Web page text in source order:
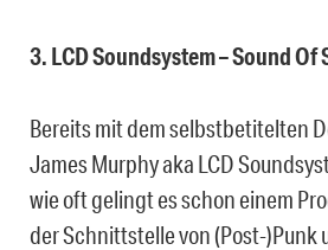
3. LCD Soundsystem – Sound Of
Bereits mit dem selbstbetitelten
James Murphy aka LCD
wie oft gelingt es schon einem
der Schnittstelle von (Post-)Punk